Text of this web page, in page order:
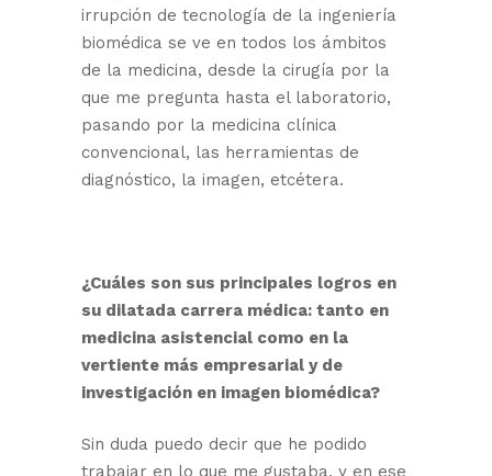
irrupción de tecnología de la ingeniería
biomédica se ve en todos los ámbitos
de la medicina, desde la cirugía por la
que me pregunta hasta el laboratorio,
pasando por la medicina clínica
convencional, las herramientas de
diagnóstico, la imagen, etcétera.
¿Cuáles son sus principales logros en
su dilatada carrera médica: tanto en
medicina asistencial como en la
vertiente más empresarial y de
investigación en imagen biomédica?
Sin duda puedo decir que he podido
trabajar en lo que me gustaba, y en ese